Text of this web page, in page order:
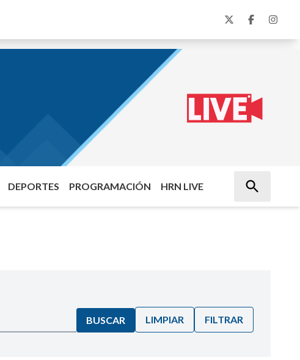
DEPORTES PROGRAMACIÓN HRN LIVE
BUSCAR LIMPIAR FILTRAR